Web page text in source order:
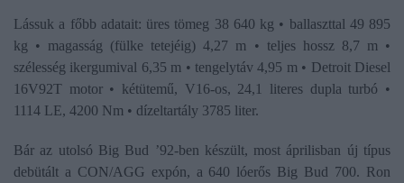
Lássuk a főbb adatait: üres tömeg 38 640 kg • ballaszttal 49 895
kg • magasság (fülke tetejéig) 4,27 m • teljes hossz 8,7 m •
szélesség ikergumival 6,35 m • tengelytáv 4,95 m • Detroit Diesel
16V92T motor • kétütemű, V16-os, 24,1 literes dupla turbó •
1114 LE, 4200 Nm • dízeltartály 3785 liter.
Bár az utolsó Big Bud ’92-ben készült, most áprilisban új típus
debütált a CON/AGG expón, a 640 lóerős Big Bud 700. Ron